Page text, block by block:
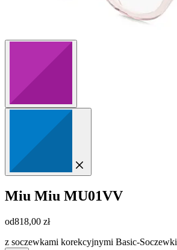
Miu Miu MU01VV
od818,00 zł
z soczewkami korekcyjnymi Basic-Soczewki